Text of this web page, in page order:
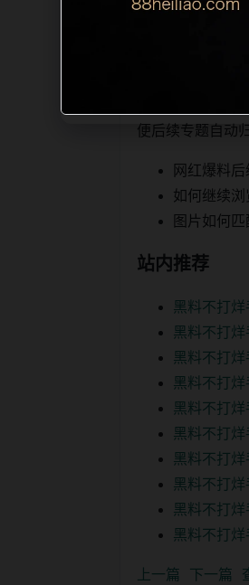
用户顺着栏目
便后续专题自动
网红爆料
如何继续
图片如何
站内推荐
黑料不打
黑料不打
黑料不打
黑料不打
黑料不打
黑料不打
黑料不打烊
黑料不打
黑料不打
黑料不打
上一篇 下一篇